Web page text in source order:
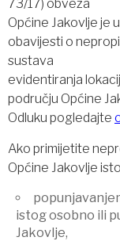
73/17) obveza
Općine Jakovlje je
obavijesti o
sustava
evidentiranja
području Općine
Odluku pogledajte
Ako primijetite
Općine Jakovlje
istog osobno ili
Jakovlje,